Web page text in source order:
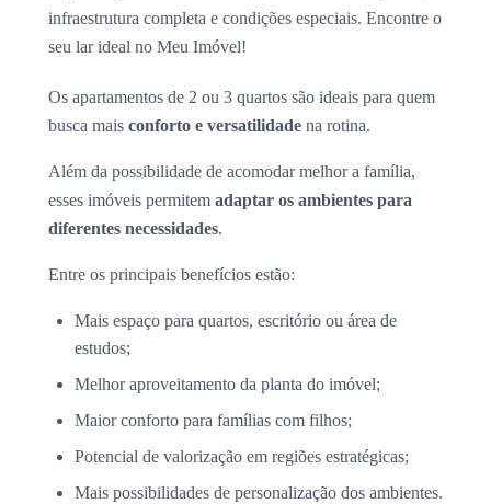
infraestrutura completa e condições especiais. Encontre o
seu lar ideal no Meu Imóvel!
Os apartamentos de 2 ou 3 quartos são ideais para quem
busca mais conforto e versatilidade na rotina.
Além da possibilidade de acomodar melhor a família,
esses imóveis permitem adaptar os ambientes para
diferentes necessidades.
Entre os principais benefícios estão:
Mais espaço para quartos, escritório ou área de
estudos;
Melhor aproveitamento da planta do imóvel;
Maior conforto para famílias com filhos;
Potencial de valorização em regiões estratégicas;
Mais possibilidades de personalização dos ambientes.